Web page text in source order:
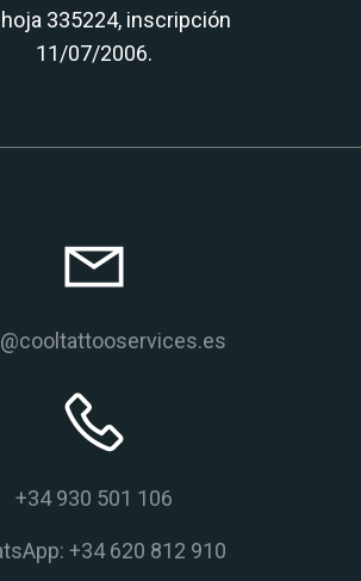
335224, inscripción
11/07/2006.
+34 930 501 106
+34 620 812 910